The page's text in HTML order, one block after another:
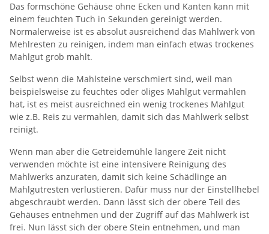
Das formschöne Gehäuse ohne Ecken und Kanten kann mit
einem feuchten Tuch in Sekunden gereinigt werden.
Normalerweise ist es absolut ausreichend das Mahlwerk von
Mehlresten zu reinigen, indem man einfach etwas trockenes
Mahlgut grob mahlt.
Selbst wenn die Mahlsteine verschmiert sind, weil man
beispielsweise zu feuchtes oder öliges Mahlgut vermahlen
hat, ist es meist ausreichned ein wenig trockenes Mahlgut
wie z.B. Reis zu vermahlen, damit sich das Mahlwerk selbst
reinigt.
Wenn man aber die Getreidemühle längere Zeit nicht
verwenden möchte ist eine intensivere Reinigung des
Mahlwerks anzuraten, damit sich keine Schädlinge an
Mahlgutresten verlustieren. Dafür muss nur der Einstellhebel
abgeschraubt werden. Dann lässt sich der obere Teil des
Gehäuses entnehmen und der Zugriff auf das Mahlwerk ist
frei. Nun lässt sich der obere Stein entnehmen, und man